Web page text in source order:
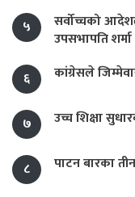
५
सर्वोच्चको
उपसभापति शर्मा
६
कांग्रेसले
७ उच्च शिक्षा
८ पाटन बारका